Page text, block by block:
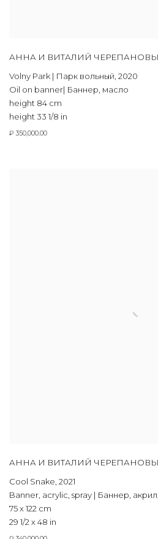
АННА И ВИТАЛИЙ ЧЕРЕПАНОВЫ
Volny Park | Парк вольный, 2020
Oil on banner| Баннер, масло
height 84 cm
height 33 1/8 in
₽ 350,000.00
АННА И ВИТАЛИЙ ЧЕРЕПАНОВЫ
Cool Snake 2021
Banner acrylic spray | Баннер акрил
75 x 122 cm
29 1/2 x 48 in